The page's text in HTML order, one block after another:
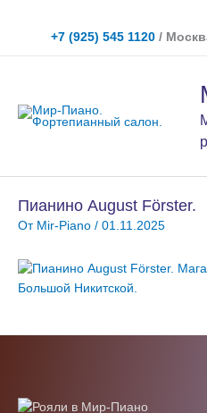
содержимому
+7 (925) 545 1120 /
Пианино August Förster.
От Mir-Piano / 01.11.2025